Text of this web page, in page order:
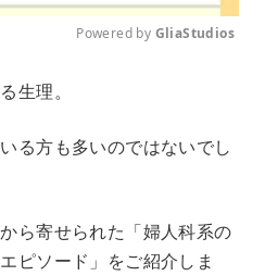
e
Powered by GliaStudios
生理。
る方も多いのではないでし
ら寄せられた「婦人科系の
ピソード」をご紹介しま